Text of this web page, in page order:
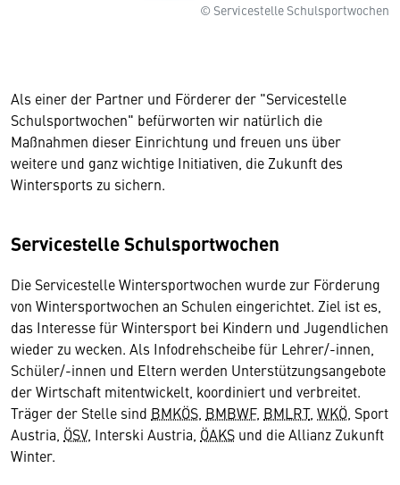
© Servicestelle Schulsportwochen
Als einer der Partner und Förderer der "Servicestelle
Schulsportwochen" befürworten wir natürlich die
Maßnahmen dieser Einrichtung und freuen uns über
weitere und ganz wichtige Initiativen, die Zukunft des
Wintersports zu sichern.
Servicestelle Schulsportwochen
Die Servicestelle Wintersportwochen wurde zur Förderung
von Wintersportwochen an Schulen eingerichtet. Ziel ist es,
das Interesse für Wintersport bei Kindern und Jugendlichen
wieder zu wecken. Als Infodrehscheibe für Lehrer/-innen,
Schüler/-innen und Eltern werden Unterstützungsangebote
der Wirtschaft mitentwickelt, koordiniert und verbreitet.
Träger der Stelle sind BMKÖS BMBWF, BMLRT, WKÖ , Sport
Austria, ÖSV, Interski Austria, ÖAKS und die Allianz Zukunft
Winter.